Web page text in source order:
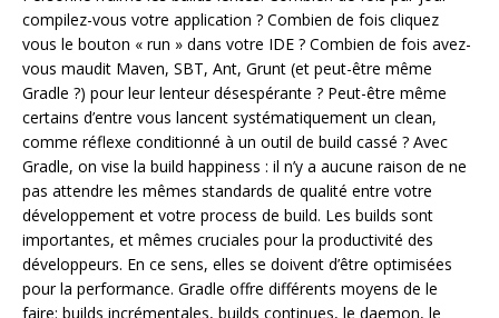
compilez-vous votre application ? Combien de fois cliquez
vous le bouton « run » dans votre IDE ? Combien de fois avez-
vous maudit Maven, SBT, Ant, Grunt (et peut-être même
Gradle ?) pour leur lenteur désespérante ? Peut-être même
certains d’entre vous lancent systématiquement un clean,
comme réflexe conditionné à un outil de build cassé ? Avec
Gradle, on vise la build happiness : il n’y a aucune raison de ne
pas attendre les mêmes standards de qualité entre votre
développement et votre process de build. Les builds sont
importantes, et mêmes cruciales pour la productivité des
développeurs. En ce sens, elles se doivent d’être optimisées
pour la performance. Gradle offre différents moyens de le
faire: builds incrémentales, builds continues, le daemon, le